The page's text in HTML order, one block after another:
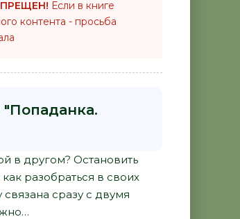
Если в книге
контента - просьба
в другом? Остановить
разобраться в своих
связана сразу с двумя